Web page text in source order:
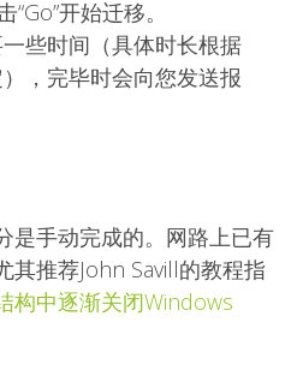
“Go”开始迁移。
些时间（具体时长根据
，完毕时会向您发送报
是手动完成的。网路上已有
其推荐John Savill的教程指
构中逐渐关闭Windows